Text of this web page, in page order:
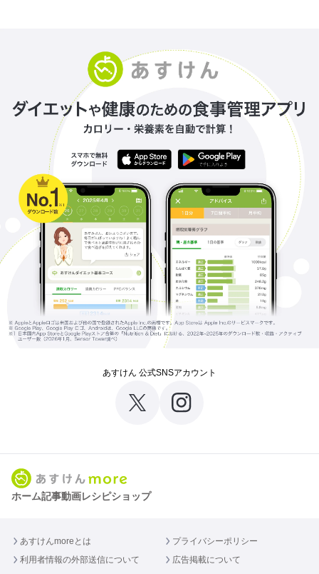
あすけん 公式SNSアカウント
ホーム記事動画レシピショップ
あすけんmoreとは
プライバシーポリシー
利用者情報の外部送信について
広告掲載について